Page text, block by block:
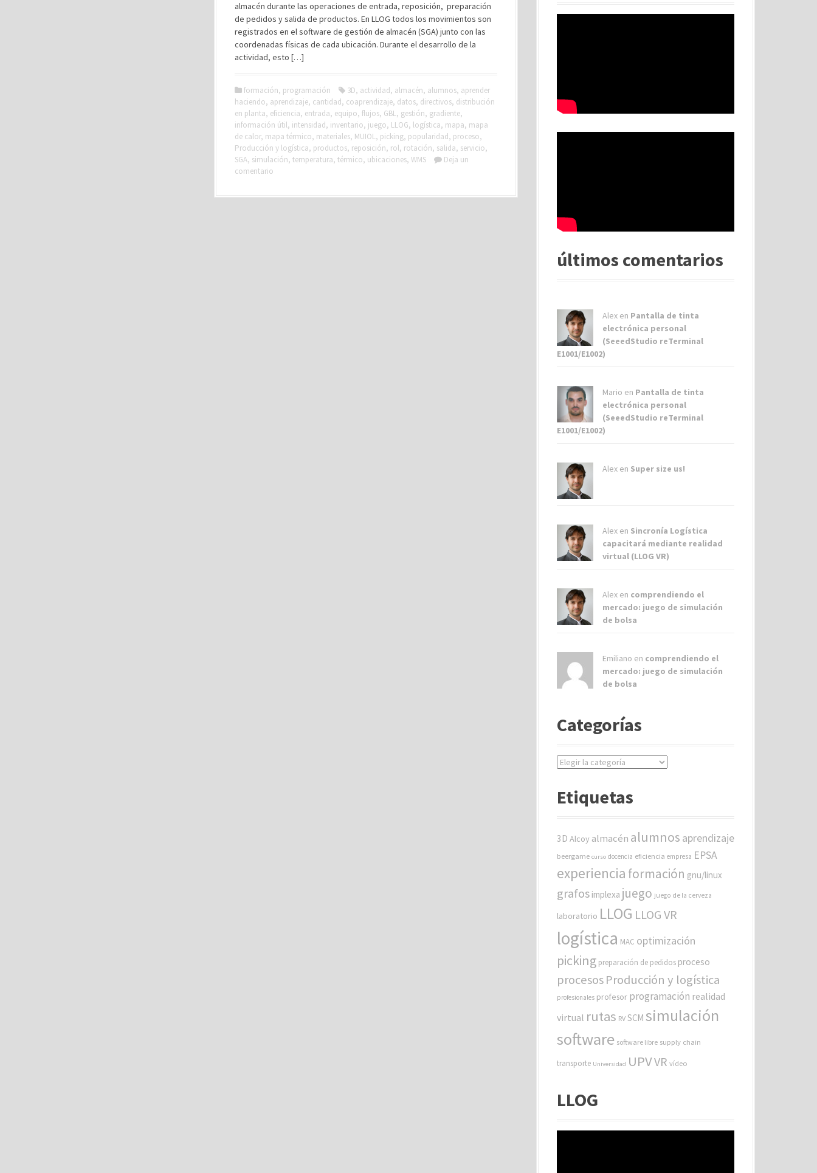
almacén durante las operaciones de entrada, reposición, preparación
de pedidos y salida de productos. En LLOG todos los movimientos son
registrados en el software de gestión de almacén (SGA) junto con las
coordenadas físicas de cada ubicación. Durante el desarrollo de la
actividad, esto […]
formación, programación 3D, actividad, almacén, alumnos, aprender
haciendo, aprendizaje, cantidad, coaprendizaje, datos, directivos, distribución
en planta, eficiencia, entrada, equipo, flujos, GBL, gestión, gradiente,
información útil, intensidad, inventario, juego, LLOG, logística, mapa, mapa
de calor, mapa térmico, materiales, MUIOL, picking, popularidad, proceso,
Producción y logística, productos, reposición, rol, rotación, salida, servicio,
SGA, simulación, temperatura, térmico, ubicaciones, WMS
Deja un
comentario
últimos comentarios
Alex en Pantalla de tinta
electrónica personal
(SeeedStudio reTerminal
E1001/E1002)
Mario en Pantalla de tinta
electrónica personal
(SeeedStudio reTerminal
E1001/E1002)
Alex en Super size us!
Alex en Sincronía Logística
capacitará mediante realidad
virtual (LLOG VR)
Alex en comprendiendo el
mercado: juego de simulación
de bolsa
Emiliano en comprendiendo el
mercado: juego de simulación
de bolsa
Categorías
C
e
r
s
Etiquetas
3D Alcoy almacén alumnos aprendizaje
beergame curso docencia eficiencia empresa EPSA
experiencia formación gnu/linux
grafos implexa juego juego de la cerveza
laboratorio LLOG LLOG VR
logística MAC optimización
picking preparación de pedidos proceso
procesosProducción y logística
profesionales profesor programación realidad
virtual rutas RV SCM simulación
software software libre supply chain
transporte Universidad UPVVR vídeo
LLOG